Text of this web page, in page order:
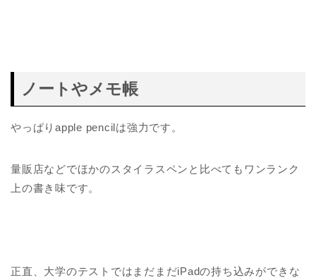
ノートやメモ帳
やっぱりapple pencilは強力です。
量販店などでほかのスタイラスペンと比べてもワンランク
上の書き味です。
正直、大学のテストではまだまだiPadの持ち込みができな